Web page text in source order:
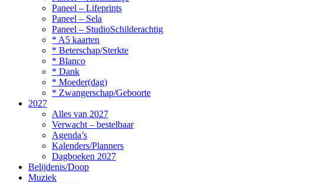
Paneel – Lifeprints
Paneel – Sela
Paneel – StudioSchilderachtig
* A5 kaarten
* Beterschap/Sterkte
* Blanco
* Dank
* Moeder(dag)
* Zwangerschap/Geboorte
2027
Alles van 2027
Verwacht – bestelbaar
Agenda’s
Kalenders/Planners
Dagboeken 2027
Belijdenis/Doop
Muziek